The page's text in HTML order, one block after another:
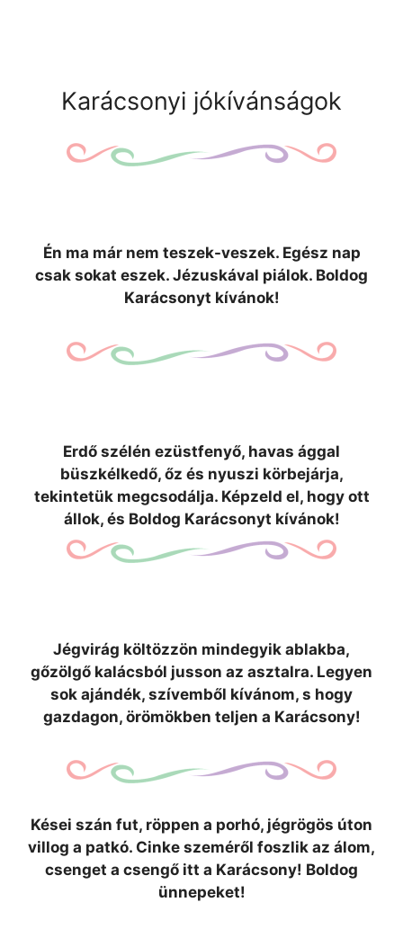
Karácsonyi jókívánságok
Én ma már nem teszek-veszek. Egész nap
csak sokat eszek. Jézuskával piálok. Boldog
Karácsonyt kívánok!
Erdő szélén ezüstfenyő, havas ággal
büszkélkedő, őz és nyuszi körbejárja,
tekintetük megcsodálja. Képzeld el, hogy ott
állok, és Boldog Karácsonyt kívánok!
Jégvirág költözzön mindegyik ablakba,
gőzölgő kalácsból jusson az asztalra. Legyen
sok ajándék, szívemből kívánom, s hogy
gazdagon, örömökben teljen a Karácsony!
Kései szán fut, röppen a porhó, jégrögös úton
villog a patkó. Cinke szeméről foszlik az álom,
csenget a csengő itt a Karácsony! Boldog
ünnepeket!